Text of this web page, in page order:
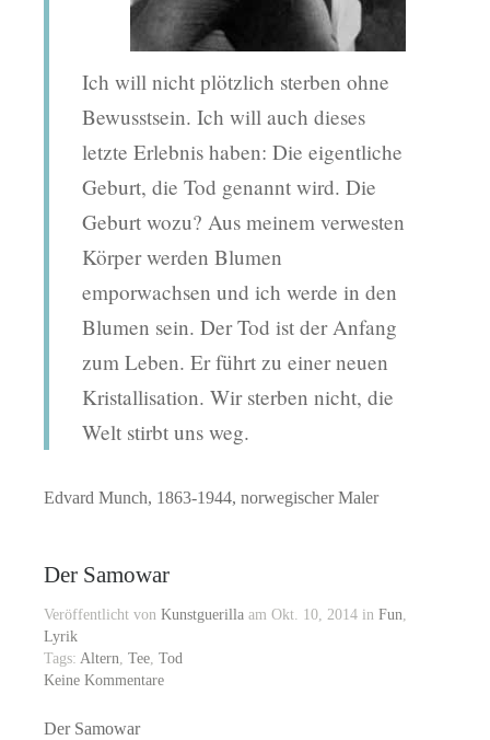
Ich will nicht plötzlich sterben ohne
Bewusstsein. Ich will auch dieses
letzte Erlebnis haben: Die eigentliche
Geburt, die Tod genannt wird. Die
Geburt wozu? Aus meinem verwesten
Körper werden Blumen
emporwachsen und ich werde in den
Blumen sein. Der Tod ist der Anfang
zum Leben. Er führt zu einer neuen
Kristallisation. Wir sterben nicht, die
Welt stirbt uns weg.
Edvard Munch, 1863-1944, norwegischer Maler
Der Samowar
Veröffentlicht von Kunstguerillaam Okt. 10, 2014 in Fun
Lyrik
Tags: Altern Tee, Tod
Keine Kommentare
Der Samowar